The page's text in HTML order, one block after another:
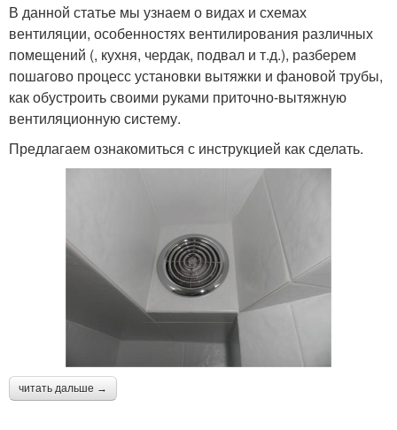
В данной статье мы узнаем о видах и схемах
вентиляции, особенностях вентилирования различных
помещений (, кухня, чердак, подвал и т.д.), разберем
пошагово процесс установки вытяжки и фановой трубы,
как обустроить своими руками приточно-вытяжную
вентиляционную систему.
Предлагаем ознакомиться с инструкцией как сделать.
читать дальше →